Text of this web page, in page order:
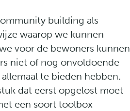
building als
waarop we kunnen
voor de bewoners kunnen
niet of nog onvoldoende
te bieden hebben.
dat eerst opgelost moet
een soort toolbox